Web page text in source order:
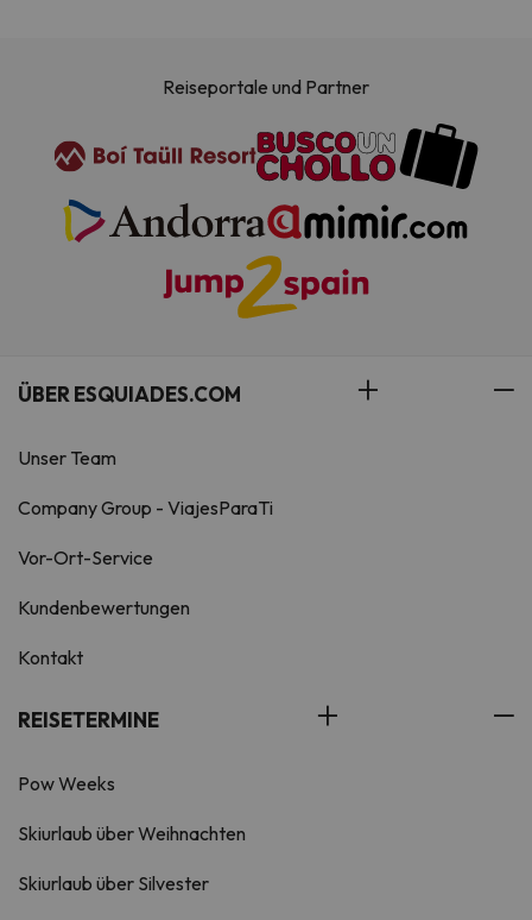
Reiseportale und Partner
ÜBER ESQUIADES.COM
Unser Team
Company Group - ViajesParaTi
Vor-Ort-Service
Kundenbewertungen
Kontakt
REISETERMINE
Pow Weeks
Skiurlaub über Weihnachten
Skiurlaub über Silvester